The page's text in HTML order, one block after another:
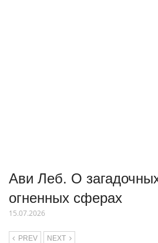
Ави Леб. О
огненных сферах
15.07.2026
PREV NEXT